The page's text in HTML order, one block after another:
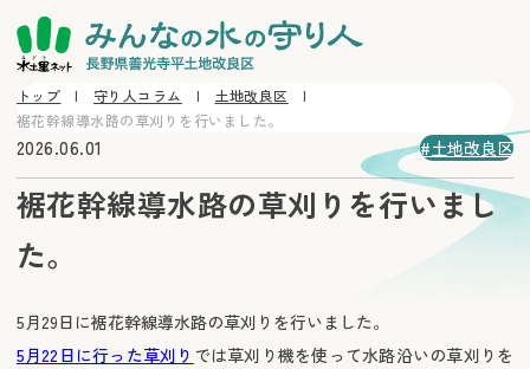
トップ 守り人コラム
土地改良区
裾花幹線導水路の草刈りを行いました。
裾花幹線導水路の草刈りを行いまし
た。
2026.06.01 土地改良区
5月29日に裾花幹線導水路の草刈りを行いました。
5月22日に行った草刈り では草刈り機を使って水路沿いの草刈りを